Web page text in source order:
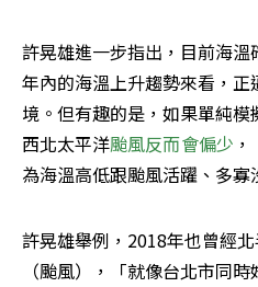
許晃雄進一步指出，目前海
年內的海溫上升趨勢來看，
境。但有趣的是，如果單純模
西北太平洋颱風反而會偏少
為海溫高低跟颱風活躍、多寡
許晃雄舉例，2018年也曾經
（颱風），「就像台北市同